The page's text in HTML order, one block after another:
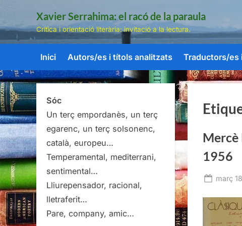
Skip
content
Xavier Serrahima: el racó de la paraula
Crítica i orientació literària: invitació a la lectura.
Inici Autors/es i títols analitzats Traductors/es
Mercè
1956
Posted
març
Sóc
Un terç empordanès, un terç
egarenc, un terç solsonenc,
català, europeu…
Temperamental, mediterrani,
sentimental…
Lliurepensador, racional,
lletraferit…
Pare, company, amic…